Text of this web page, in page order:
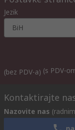
Jezik
BiH
(bez PDV-a) (s PDV-
Kontaktirajte
Nazovite nas